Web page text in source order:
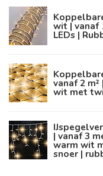
wit | vanaf
LEDs |
vanaf 2 m²
wit met
| vanaf 3
warm wit
snoer |